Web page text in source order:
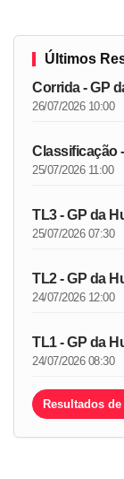
Últimos
Corrida - GP
26/07/2026 10:00
Classificação
25/07/2026 11:00
TL3 - GP da
25/07/2026 07:30
TL2 - GP da
24/07/2026 12:00
TL1 - GP da
24/07/2026 08:30
Resultados de